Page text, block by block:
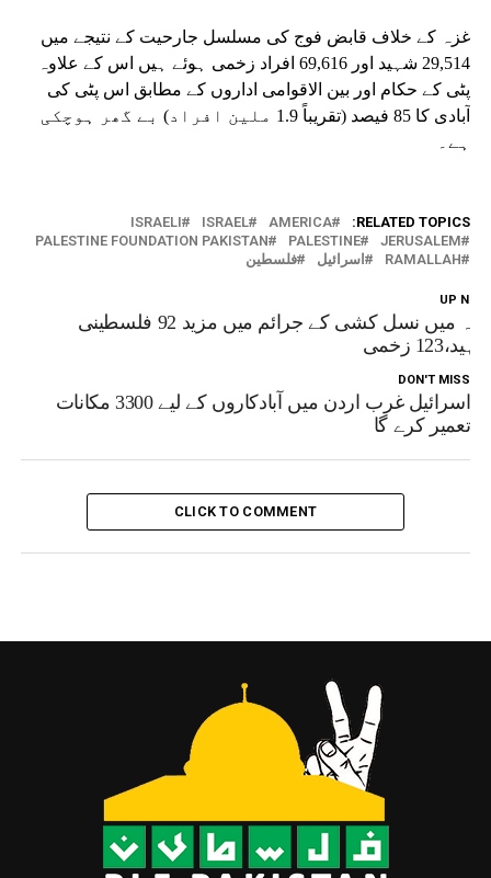
غزہ کے خلاف قابض فوج کی مسلسل جارحیت کے نتیجے میں
29,514 شہید اور 69,616 افراد زخمی ہوئے ہیں اس کے علاوہ
پٹی کے حکام اور بین الاقوامی اداروں کے مطابق اس پٹی کی
آبادی کا 85 فیصد (تقریباً 1.9 ملین افراد) بے گھر ہوچکی
ہے۔
RELATED TOPICS:
AMERICA
ISRAEL
ISRAELI
JERUSALEM
PALESTINE
PALESTINE FOUNDATION PAKISTAN
RAMALLAH
اسرائیل فلسطین
UP
غزہ میں نسل کشی کے جرائم میں مزید 92 فلسطینی
زخمی
DON'T MISS
اسرائیل غرب اردن میں آبادکاروں کے لیے 3300 مکانات
تعمیر کرے گا
CLICK TO COMMENT